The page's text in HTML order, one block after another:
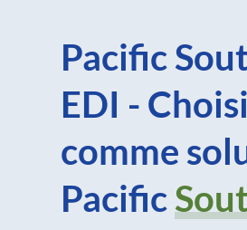
Pacific
EDI -
comme
Pacific